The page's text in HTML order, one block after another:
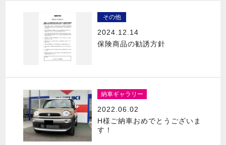
その他
2024.12.14
保険商品の勧誘方針
納車ギャラリー
2022.06.02
H様ご納車おめでとうございま
す！